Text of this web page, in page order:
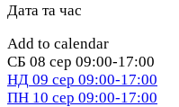
Дата та час
Add to calendar
СБ 08 сер 09:00-17:00
НД 09 сер 09:00-17:00
ПН 10 сер 09:00-17:00